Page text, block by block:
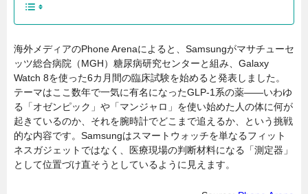
海外メディアのPhone Arenaによると、Samsungがマサチューセ
ッツ総合病院（MGH）糖尿病研究センターと組み、Galaxy
Watch 8を使った6カ月間の臨床試験を始めると発表しました。
テーマはここ数年で一気に有名になったGLP-1系の薬――いわゆ
る「オゼンピック」や「マンジャロ」を使い始めた人の体に何が
起きているのか、それを腕時計でどこまで追えるか、という挑戦
的な内容です。Samsungはスマートウォッチを単なるフィット
ネスガジェットではなく、医療現場の判断材料になる「測定器」
として位置づけ直そうとしているように見えます。